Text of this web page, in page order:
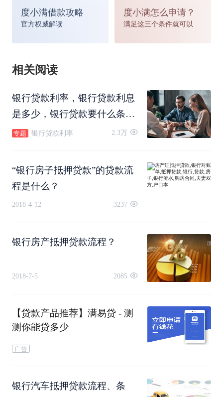
银行抵押贷款流程
办理银行抵押贷款流程相对简单，主要是核实抵押
物资产，由银行审核后发放贷款。
贷款条件。
②在符合银行贷款条件的前提下，前往银行网点，
③准备贷款材料，包括身份证明，户口证明，婚姻
关系证明，收入水平证明，房屋所有证明等。
④第三方机构对房屋进行评估。
度小满借款攻略
官方权威解读
度小满怎么申请？
满足这三个条件就可以
相关阅读
银行贷款利率，银行贷款利息
是多少，银行贷款要什么条
件，哪个银行贷款利息最低
专题 银行贷款利率 2.3万
“银行房子抵押贷款”的贷款流
程是什么？
2018-4-12 3237
银行房产抵押贷款流程？
2018-7-5 2085
【贷款产品推荐】满易贷 - 测
测你能贷多少
广告
银行汽车抵押贷款流程、条